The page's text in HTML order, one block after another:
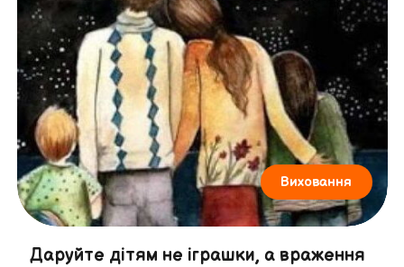
Виховання
Даруйте дітям не іграшки, а враження